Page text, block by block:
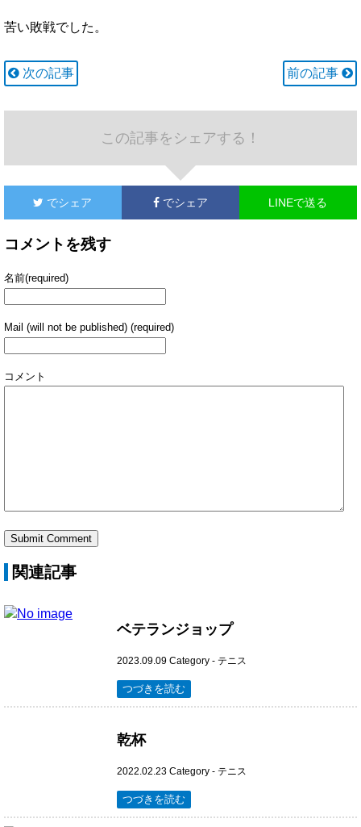
苦い敗戦でした。
次の記事 前の記事
この記事をシェアする！
でシェア でシェア LINEで送る
コメントを残す
名前(required)
Mail (will not be published) (required)
コメント
関連記事
ベテランジョップ
2023.09.09 Category - テニス
つづきを読む
乾杯
2022.02.23 Category - テニス
つづきを読む